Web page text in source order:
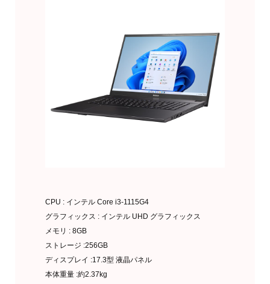
CPU : インテル Core i3-1115G4
グラフィックス : インテル UHD グラフィックス
メモリ : 8GB
ストレージ :256GB
ディスプレイ :17.3型 液晶パネル
本体重量 :約2.37kg